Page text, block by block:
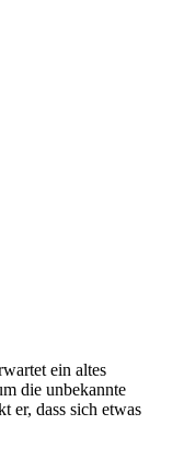
ein altes
die unbekannte
er, dass sich etwas